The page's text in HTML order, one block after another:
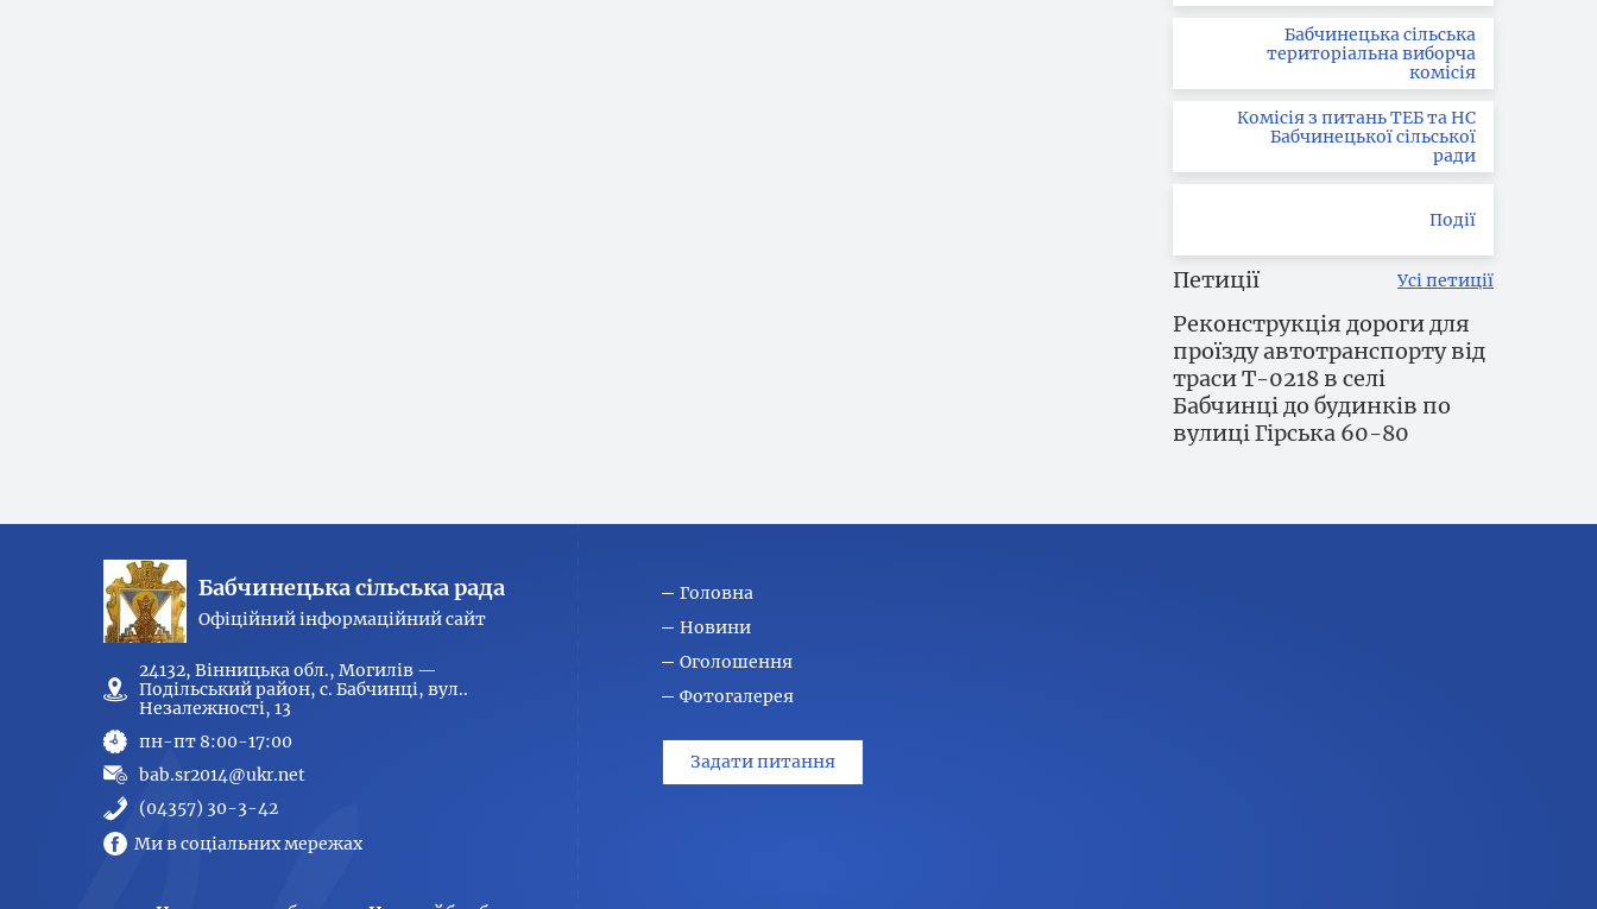
Бабчинецька сільська
територіальна виборча
комісія
Комісія з питань ТЕБ та НС
Бабчинецької сільської
ради
Події
Петиції Усі петиції
Реконструкція дороги для
проїзду автотранспорту від
траси Т-0218 в селі
Бабчинці до будинків по
вулиці Гірська 60-80
Бабчинецька сільська рада
Офіційний інформаційний сайт
24132, Вінницька обл., Могилів —
Подільський район, с. Бабчинці, вул..
Незалежності, 13
пн-пт 8:00-17:00
bab.sr2014@ukr.net
(04357) 30-3-42
Ми в соціальних мережах
Головна
Новини
Оголошення
Фотогалерея
Задати питання